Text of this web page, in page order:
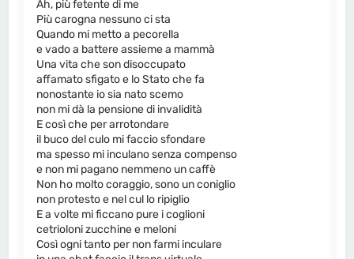
Ah, più fetente di me
Più carogna nessuno ci sta
Quando mi metto a pecorella
e vado a battere assieme a mammà
Una vita che son disoccupato
affamato sfigato e lo Stato che fa
nonostante io sia nato scemo
non mi dà la pensione di invalidità
E così che per arrotondare
il buco del culo mi faccio sfondare
ma spesso mi inculano senza compenso
e non mi pagano nemmeno un caffè
Non ho molto coraggio, sono un coniglio
non protesto e nel cul lo ripiglio
E a volte mi ficcano pure i coglioni
cetrioloni zucchine e meloni
Così ogni tanto per non farmi inculare